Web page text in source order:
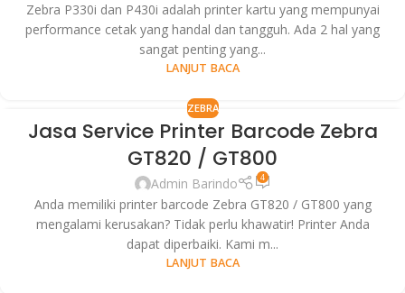
Zebra P330i dan P430i adalah printer kartu yang mempunyai
performance cetak yang handal dan tangguh. Ada 2 hal yang
sangat penting yang...
LANJUT BACA
31
ZEBRA
Jasa Service Printer Barcode Zebra
GT820 / GT800
Admin Barindo 4
Anda memiliki printer barcode Zebra GT820 / GT800 yang
mengalami kerusakan? Tidak perlu khawatir! Printer Anda
dapat diperbaiki. Kami m...
LANJUT BACA